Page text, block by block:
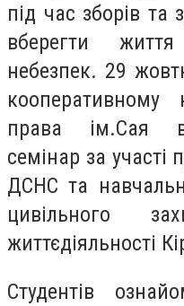
під час зборів та
вберегти
небезпек. 29
кооперативному
права ім.Сая
семінар за участі
ДСНС та
цивільного
життєдіяльності
Студентів